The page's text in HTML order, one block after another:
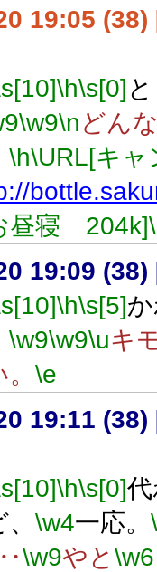
19:05 (38)
\h\s[0]
\w9\nどん
\h\URL[キャ
昼寝 204k]
19:09 (38)
\h\s[5]
\w9\w9\uキ
\e
19:11 (38)
\h\s[0]
\w4一応。
‥\w9やと \w6